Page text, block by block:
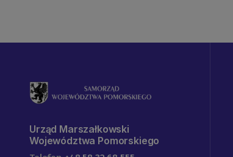
Urząd Marszałkowski
Województwa Pomorskiego